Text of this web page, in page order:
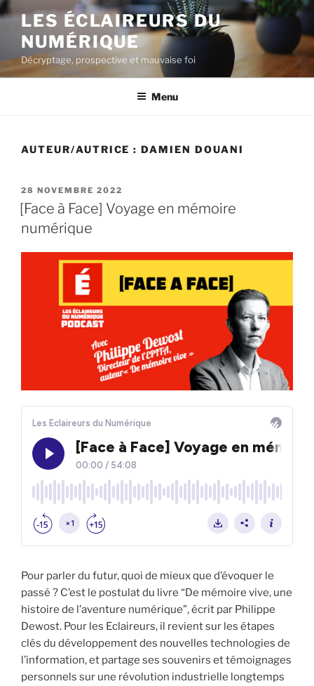
Aller
contenu
principal
LES ÉCLAIREURS DU
NUMÉRIQUE
Décryptage, prospective et mauvaise foi
Menu
AUTEUR/AUTRICE :DAMIEN DOUANI
PUBLIÉ
LE
28 NOVEMBRE 2022
[Face à Face] Voyage en mémoire
numérique
Pour parler du futur, quoi de mieux que d’évoquer le
passé ? C’est le postulat du livre “De mémoire vive, une
histoire de l’aventure numérique”, écrit par Philippe
Dewost. Pour les Eclaireurs, il revient sur les étapes
clés du développement des nouvelles technologies de
l’information, et partage ses souvenirs et témoignages
personnels sur une révolution industrielle longtemps